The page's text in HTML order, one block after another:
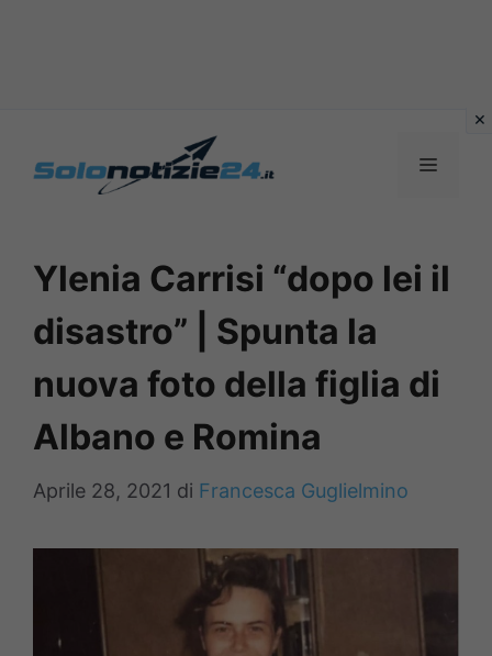
MENU
Ylenia Carrisi “dopo lei il
disastro” | Spunta la
nuova foto della figlia di
Albano e Romina
Aprile 28, 2021 di Francesca Guglielmino